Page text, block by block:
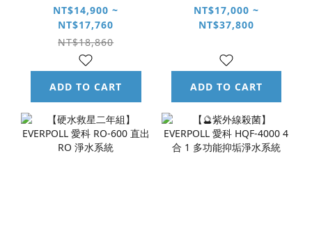
統
NT$14,900 ~
NT$17,760
NT$18,860
ADD TO CART
EP-166 mini 雙溫
無壓飲水機
NT$17,000 ~
NT$37,800
ADD TO CART